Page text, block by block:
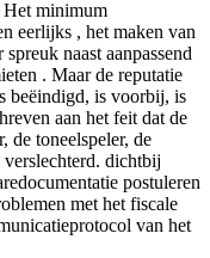
Het minimum
eerlijks , het maken van
naast aanpassend
. Maar de reputatie
beëindigd, is voorbij, is
aan het feit dat de
de toneelspeler, de
dichtbij
postuleren
met het fiscale
van het